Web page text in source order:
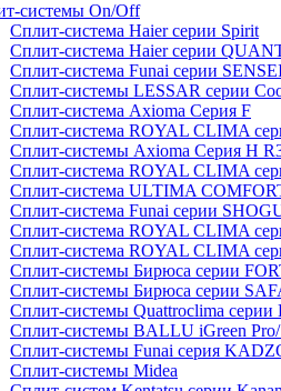
системы On/Off
Сплит-система Haier серии Spirit
Сплит-система Haier серии
Сплит-система Funai серии
Сплит-системы LESSAR серии
Сплит-система Axioma Серия F
Сплит-система ROYAL CLIMA
Сплит-системы Axioma Серия H
Сплит-система ROYAL CLIMA
Сплит-система ULTIMA
Сплит-система Funai серии
Сплит-система ROYAL CLIMA
Сплит-система ROYAL CLIMA
Сплит-системы Бирюса серии
Сплит-системы Бирюса серии
Сплит-системы Quattroclima серии
Сплит-системы BALLU iGreen Pro/
Сплит-системы Funai серия
Сплит-системы Midea